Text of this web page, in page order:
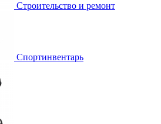
Строительство и ремонт
Спортинвентарь